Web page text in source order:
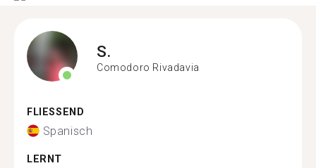
S.
Comodoro Rivadavia
FLIESSEND
Spanisch
LERNT